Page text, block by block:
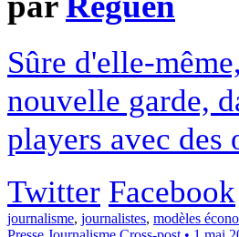
Sûre d'elle-
nouvelle garde,
players avec
Twitter Facebook
journalisme, journalistes, modèles